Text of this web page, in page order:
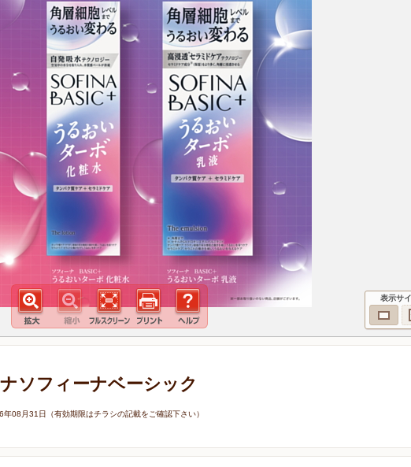
表示サ
ソフィーナベーシック
08月31日（有効期限はチラシの記載をご確認下さい）